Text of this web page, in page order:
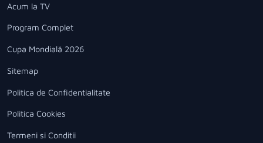
Acum la TV
Program Complet
Cupa Mondială 2026
Sitemap
Politica de Confidentialitate
Politica Cookies
Termeni si Conditii